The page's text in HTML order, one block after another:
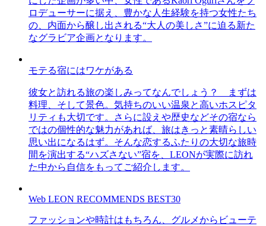
ロデューサーに据え、豊かな人生経験を持つ女性たち
の、内面から醸し出される“大人の美しさ”に迫る新た
なグラビア企画となります。
モテる宿にはワケがある
彼女と訪れる旅の楽しみってなんでしょう？ まずは
料理、そして景色。気持ちのいい温泉と高いホスピタ
リティも大切です。さらに設えや歴史などその宿なら
ではの個性的な魅力があれば、旅はきっと素晴らしい
思い出になるはず。そんな恋するふたりの大切な旅時
間を演出する“ハズさない”宿を、LEONが実際に訪れ
た中から自信をもってご紹介します。
Web LEON RECOMMENDS BEST30
ファッションや時計はもちろん、グルメからビューテ